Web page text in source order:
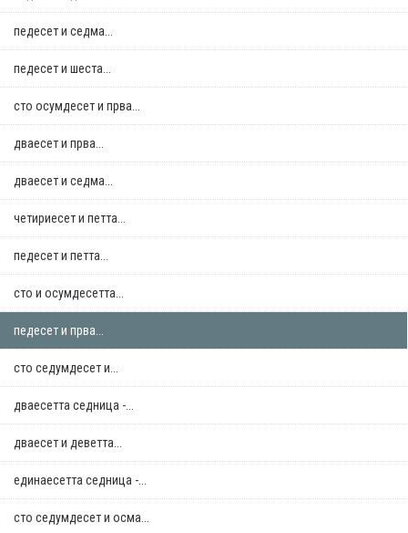
педесет и седма...
педесет и шеста...
сто осумдесет и прва...
дваесет и прва...
дваесет и седма...
четириесет и петта...
педесет и петта...
сто и осумдесетта...
педесет и прва...
сто седумдесет и...
дваесетта седница -...
дваесет и деветта...
единаесетта седница -...
сто седумдесет и осма...